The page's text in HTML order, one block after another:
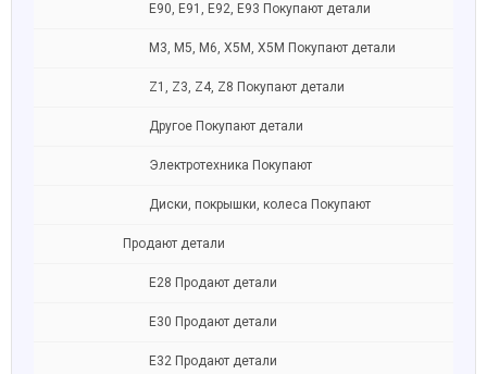
Е90, E91, E92, E93 Покупают детали
M3, M5, M6, X5M, X5M Покупают детали
Z1, Z3, Z4, Z8 Покупают детали
Другое Покупают детали
Электротехника Покупают
Диски, покрышки, колеса Покупают
Продают детали
Е28 Продают детали
Е30 Продают детали
Е32 Продают детали